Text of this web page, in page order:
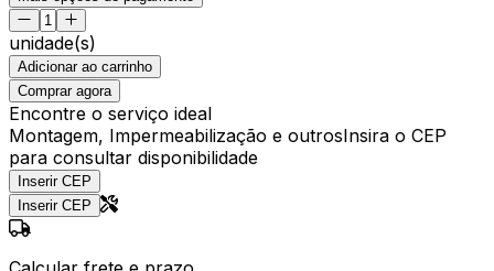
unidade(s)
Adicionar ao carrinho
Comprar agora
Encontre o serviço ideal
Montagem, Impermeabilização e outrosInsira o CEP
para consultar disponibilidade
Inserir CEP
Inserir CEP